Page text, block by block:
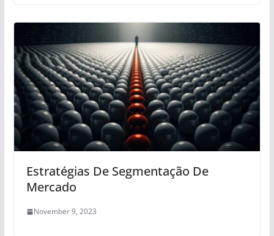
Estratégias De Segmentação De
Mercado
November 9, 2023